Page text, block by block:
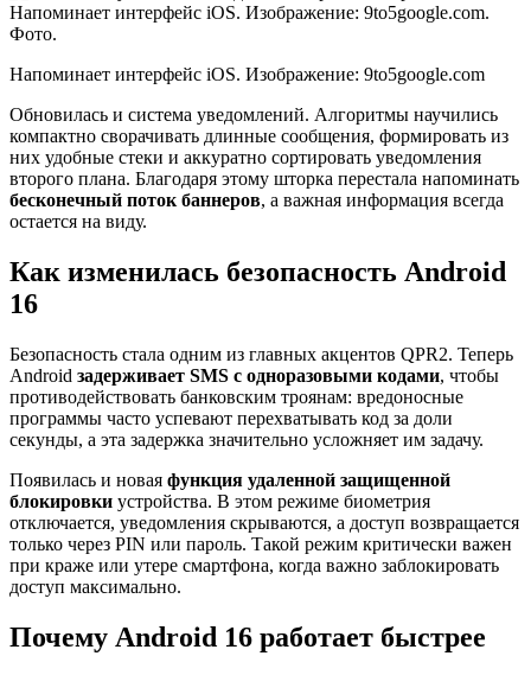
Напоминает интерфейс iOS. Изображение: 9to5google.com
Обновилась и система уведомлений. Алгоритмы научились
компактно сворачивать длинные сообщения, формировать из
них удобные стеки и аккуратно сортировать уведомления
второго плана. Благодаря этому шторка перестала напоминать
бесконечный поток баннеров, а важная информация всегда
остается на виду.
Как изменилась безопасность Android
16
Безопасность стала одним из главных акцентов QPR2. Теперь
Android задерживает SMS с одноразовыми кодами, чтобы
противодействовать банковским троянам: вредоносные
программы часто успевают перехватывать код за доли
секунды, а эта задержка значительно усложняет им задачу.
Появилась и новая функция удаленной защищенной
блокировки устройства. В этом режиме биометрия
отключается, уведомления скрываются, а доступ возвращается
только через PIN или пароль. Такой режим критически важен
при краже или утере смартфона, когда важно заблокировать
доступ максимально.
Почему Android 16 работает быстрее